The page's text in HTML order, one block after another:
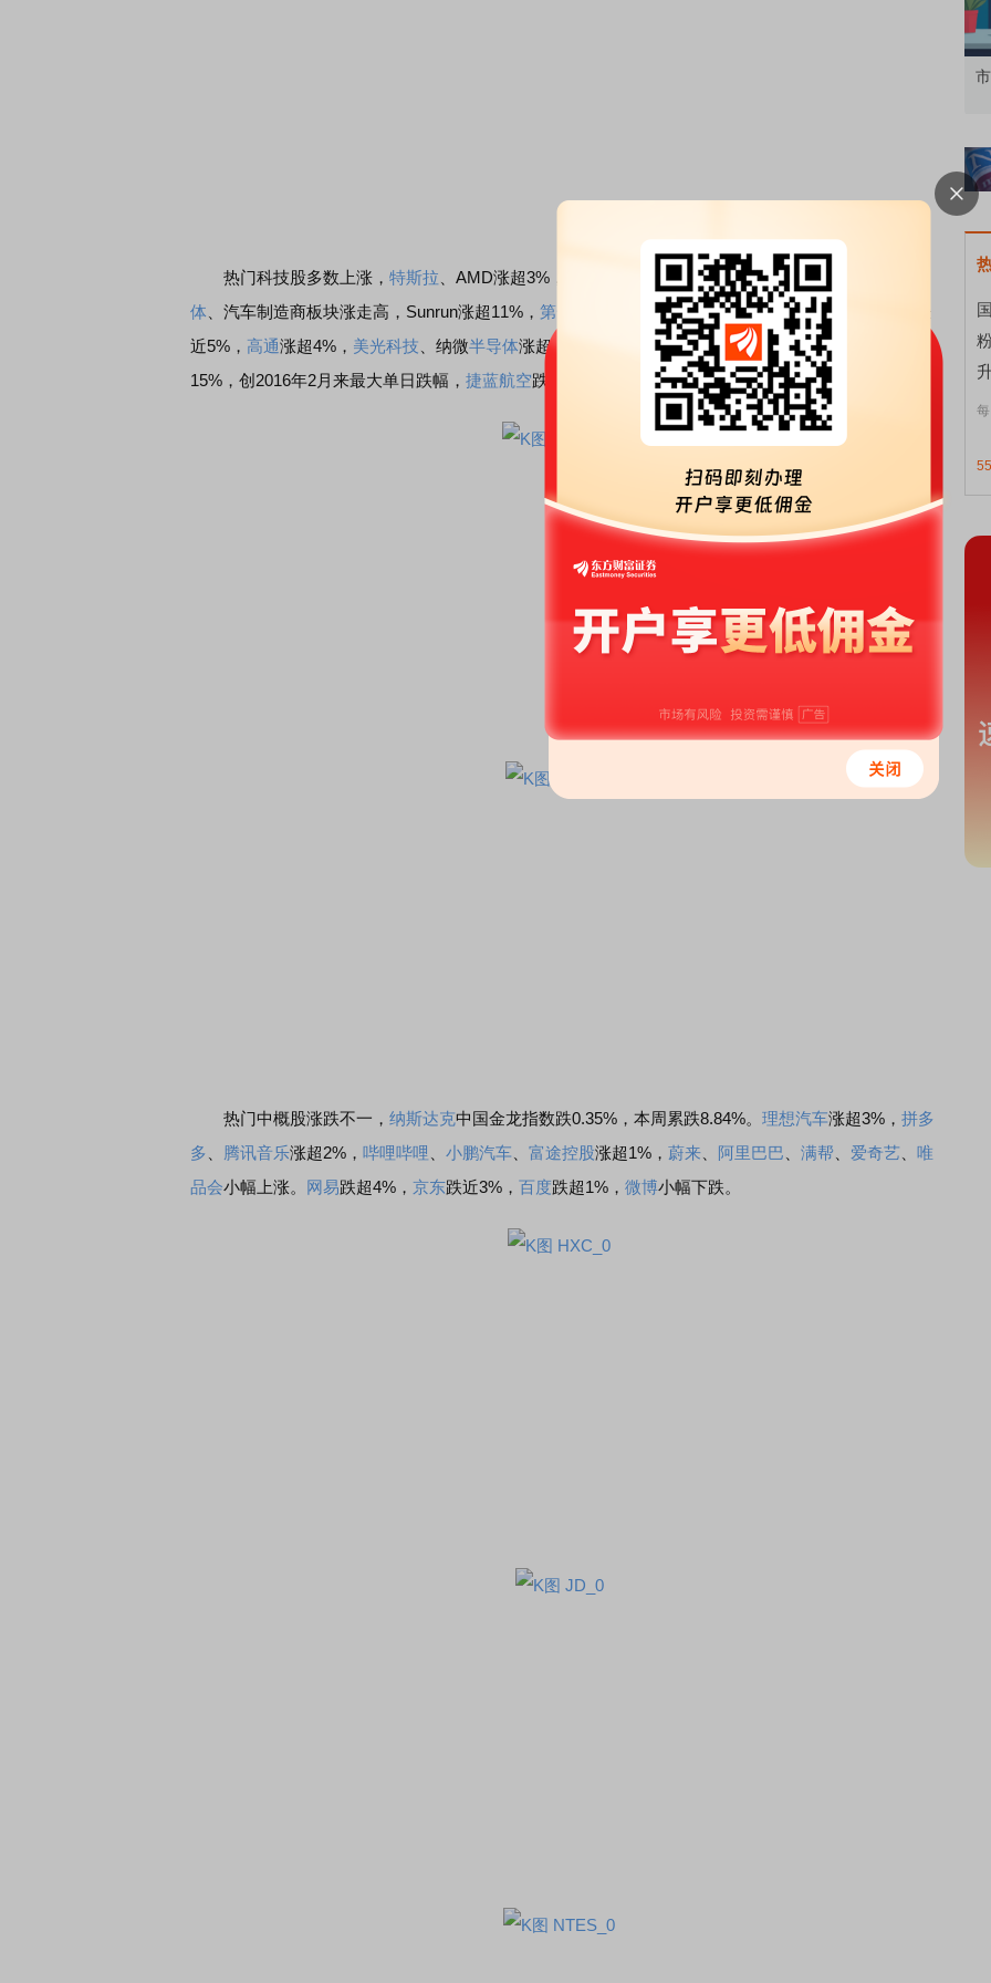
热门科技股多数上涨， 特斯拉 、AMD涨超3%， 涨超2%，再创历史新高。太阳能
体 、汽车制造商板块涨走高，Sunrun涨超11%， 第一太阳能
涨超10%，Workhouse涨近10%，Rivian涨
近5%， 高通涨超4%， 美光科技 、纳微半导体涨超2%。软件应用、航空公司板块走低，Workday重挫
15%，创2016年2月来最大单日跌幅， 捷蓝航空跌超2%。
热门中概股涨跌不一， 纳斯达克中国金龙指数跌0.35%，本周累跌8.84%。 理想汽车涨超3%， 拼多
多
腾讯音乐涨超2%， 哔哩哔哩 小鹏汽车 富途控股涨超1%， 蔚来 阿里巴巴 满帮 爱奇艺
唯
品会小幅上涨。 网易跌超4%， 京东跌近3%， 百度跌超1%， 微博小幅下跌。
55